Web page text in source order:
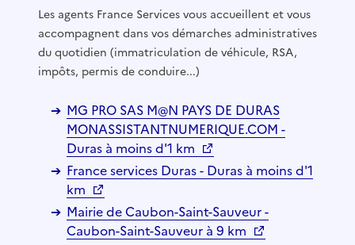
Les agents France Services vous accueillent et vous
accompagnent dans vos démarches administratives
du quotidien (immatriculation de véhicule, RSA,
impôts, permis de conduire...)
MG PRO SAS M@N PAYS DE DURAS
MONASSISTANTNUMERIQUE.COM -
Duras à moins d'1 km
France services Duras - Duras à moins d'1
km
Mairie de Caubon-Saint-Sauveur -
Caubon-Saint-Sauveur à 9 km